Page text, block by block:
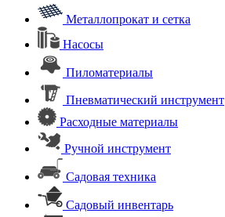
Металлопрокат и сетка
Насосы
Пиломатериалы
Пневматический инструмент
Расходные материалы
Ручной инструмент
Садовая техника
Садовый инвентарь